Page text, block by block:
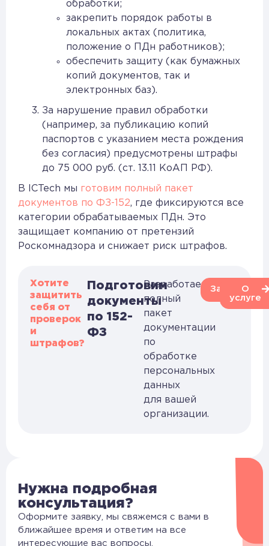
обработки;
закрепить порядок работы в
локальных актах (политика,
положение о ПДн работников);
обеспечить защиту (как бумажных
копий документов, так и
электронных баз).
За нарушение правил обработки
(например, за публикацию копий
паспортов с указанием места рождения
без согласия) предусмотрены штрафы
до 75 000 руб. (ст. 13.11 КоАП РФ).
В ICTech мы готовим полный пакет
документов по ФЗ-152, где фиксируются все
категории обрабатываемых ПДн. Это
защищает компанию от претензий
Роскомнадзора и снижает риск штрафов.
Хотите
защитить
себя от
проверок
и
штрафов?
Подготовим
документы
по 152-
ФЗ
Разработаем
полный
пакет
документации
по
обработке
персональных
данных
для вашей
организации.
Заказать
О
услуге
Нужна подробная
консультация?
Оформите заявку, мы свяжемся с вами в
ближайшее время и ответим на все
интересующие вас вопросы.